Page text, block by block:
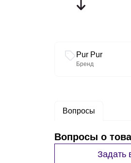
Pur Pur
Бренд
Вопросы
Вопросы о
Задать